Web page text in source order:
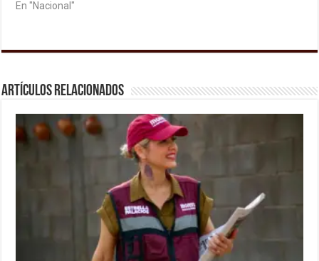
En "Nacional"
Artículos relacionados